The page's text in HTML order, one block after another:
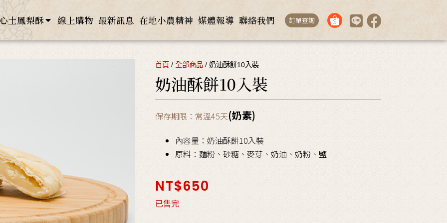
土鳳梨酥 線上購物 最新訊息 在地小農精神 媒體報導 聯絡我們 訂單查詢
首頁 / 全部商品 / 奶油酥餅10入裝
奶油酥餅10入裝
保存期限：常溫45天(奶素)
內容量：奶油酥餅10入裝
原料：麵粉、砂糖、麥芽、奶油、奶粉、鹽
NT$650
已售完